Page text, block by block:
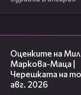
Оценките на
Маркова-Маца |
Черешката на
авг. 2026